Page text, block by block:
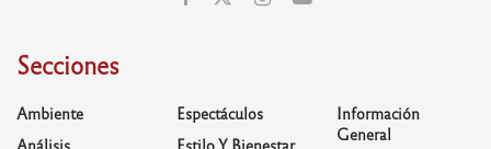
Secciones
Ambiente
Análisis
Espectáculos
Estilo Y Bienestar
Información
General